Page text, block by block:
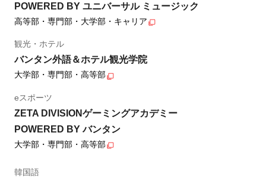
POWERED BY ユニバーサル ミュージック
高等部・専門部・大学部・キャリア
観光・ホテル
バンタン外語＆ホテル観光学院
大学部・専門部・高等部
eスポーツ
ZETA DIVISIONゲーミングアカデミー
POWERED BY バンタン
大学部・専門部・高等部
韓国語